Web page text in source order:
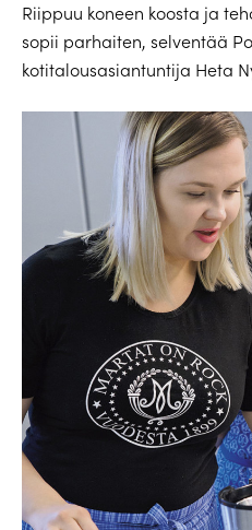
Riippuu koneen koosta ja
sopii parhaiten, selventää
kotitalousasiantuntija Heta